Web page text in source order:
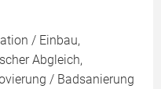
/ Einbau,
Abgleich,
/ Badsanierung